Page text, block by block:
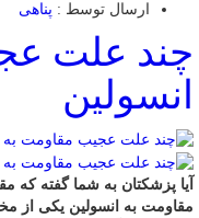
ارسال توسط : پناهی
چند علت
انسولین
آیا پزشکتان به شما گفته که
مقاومت به انسولین یکی از